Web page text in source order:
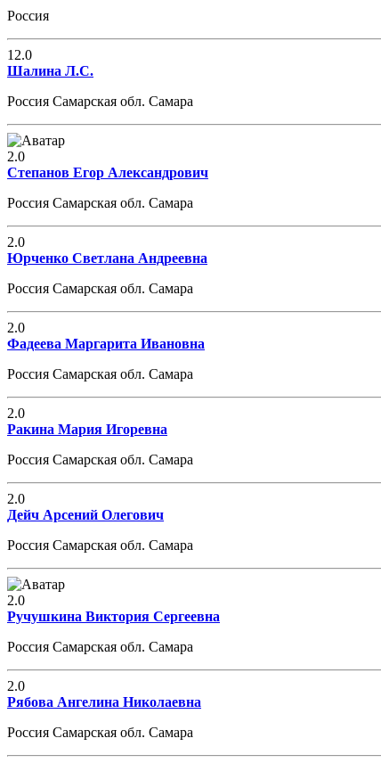
Россия
12.0
Шалина Л.С.
Россия Самарская обл. Самара
2.0
Степанов Егор Александрович
Россия Самарская обл. Самара
2.0
Юрченко Светлана Андреевна
Россия Самарская обл. Самара
2.0
Фадеева Маргарита Ивановна
Россия Самарская обл. Самара
2.0
Ракина Мария Игоревна
Россия Самарская обл. Самара
2.0
Дейч Арсений Олегович
Россия Самарская обл. Самара
2.0
Ручушкина Виктория Сергеевна
Россия Самарская обл. Самара
2.0
Рябова Ангелина Николаевна
Россия Самарская обл. Самара